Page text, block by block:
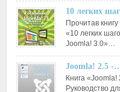
10 легких
Прочитав
«10 легких
Joomla! 3.0»…
Joomla! 2.5 -
Книга «Joomla!
Руководство